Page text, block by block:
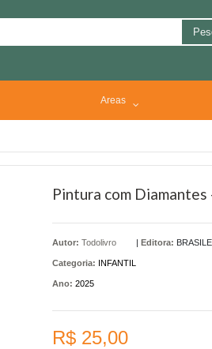
Areas
Pintura com
Autor: Todolivro | Editora:
Categoria: INFANTIL
Ano: 2025
R$ 25,00